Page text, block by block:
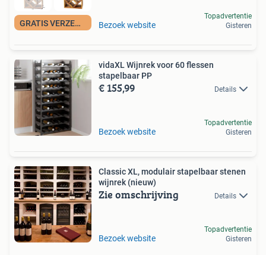
GRATIS VERZENDING Bezoek website
Topadvertentie
Gisteren
vidaXL Wijnrek voor 60 flessen
stapelbaar PP
€ 155,99 Details
Bezoek website
Topadvertentie
Gisteren
Classic XL, modulair stapelbaar stenen
wijnrek (nieuw)
Zie omschrijving Details
Bezoek website
Topadvertentie
Gisteren